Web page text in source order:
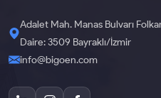
Adalet Mah. Manas Bulvarı
Daire: 3509 Bayraklı/İzmir
info@bigoen.com